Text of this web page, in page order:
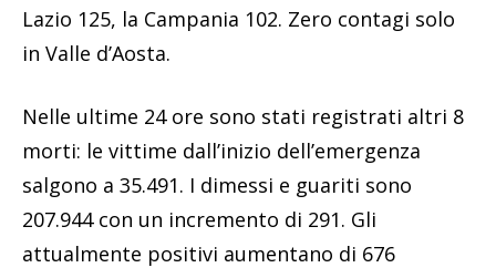
Lazio 125, la Campania 102. Zero contagi solo
in Valle d’Aosta.
Nelle ultime 24 ore sono stati registrati altri 8
morti: le vittime dall’inizio dell’emergenza
salgono a 35.491. I dimessi e guariti sono
207.944 con un incremento di 291. Gli
attualmente positivi aumentano di 676